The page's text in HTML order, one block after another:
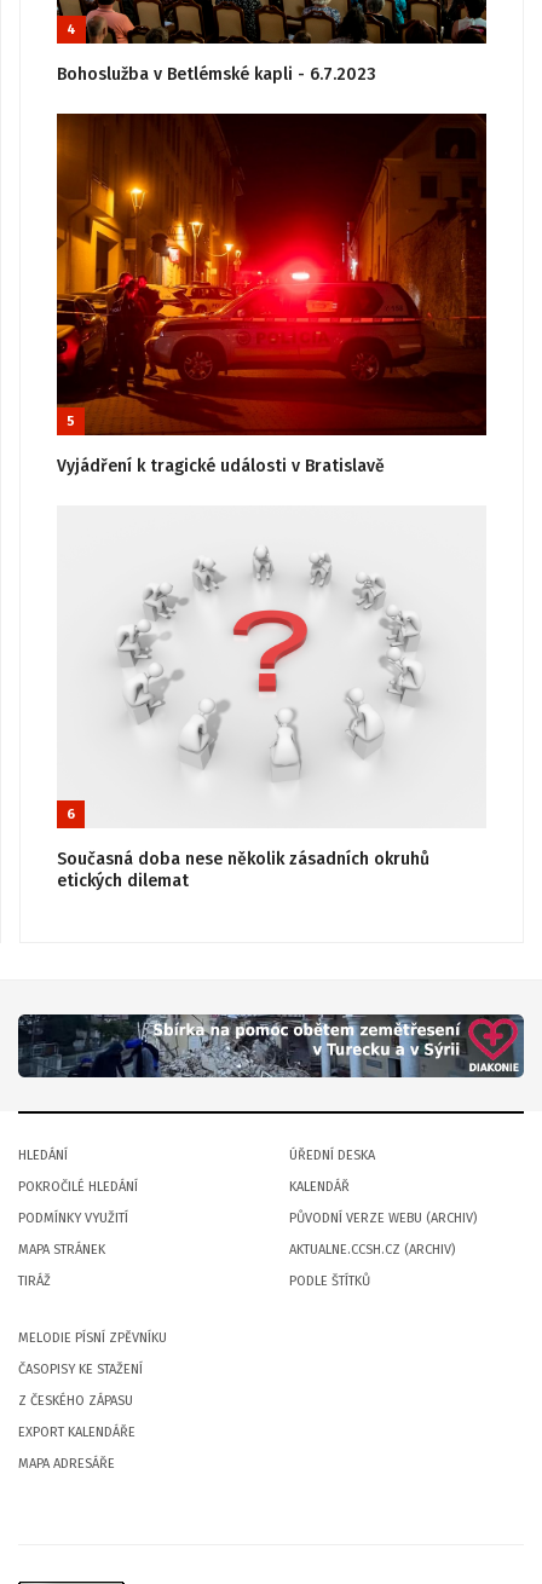
4
Bohoslužba v Betlémské kapli - 6.7.2023
5
Vyjádření k tragické události v Bratislavě
6
Současná doba nese několik zásadních okruhů
etických dilemat
HLEDÁNÍ
POKROČILÉ HLEDÁNÍ
PODMÍNKY VYUŽITÍ
MAPA STRÁNEK
TIRÁŽ
ÚŘEDNÍ DESKA
KALENDÁŘ
PŮVODNÍ VERZE WEBU (ARCHIV)
AKTUALNE.CCSH.CZ (ARCHIV)
PODLE ŠTÍTKŮ
MELODIE PÍSNÍ ZPĚVNÍKU
ČASOPISY KE STAŽENÍ
Z ČESKÉHO ZÁPASU
EXPORT KALENDÁŘE
MAPA ADRESÁŘE